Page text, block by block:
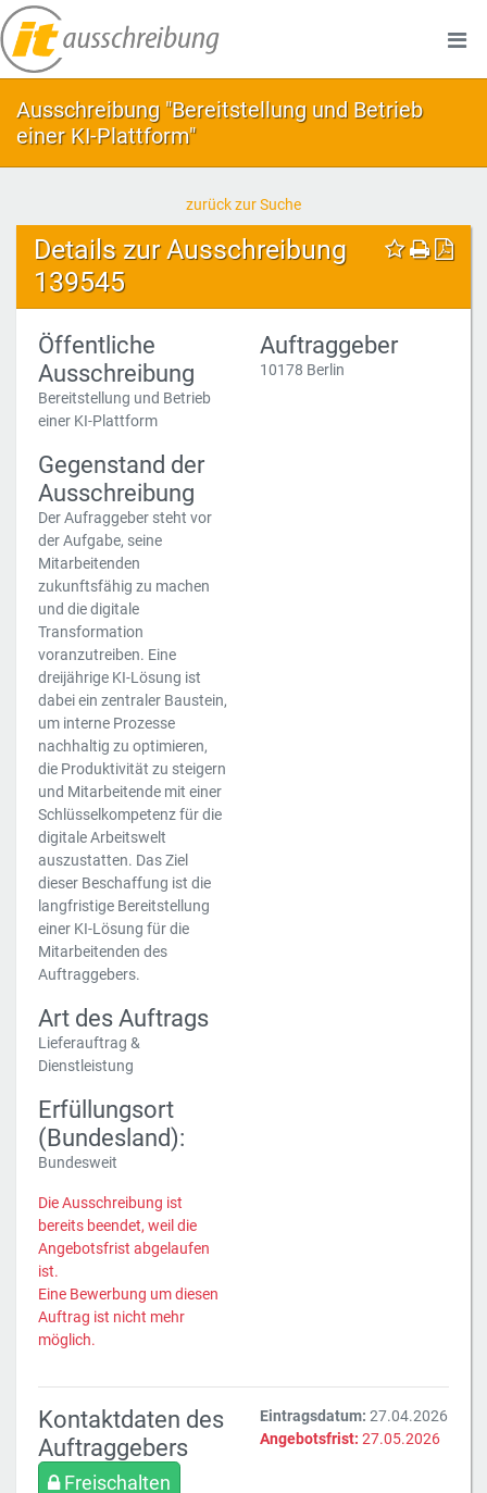
Ausschreibung "Bereitstellung und Betrieb
einer KI-Plattform"
zurück zur Suche
Details zur Ausschreibung
139545
Öffentliche
Ausschreibung
Bereitstellung und Betrieb
einer KI-Plattform
Gegenstand der
Ausschreibung
Der Aufraggeber steht vor
der Aufgabe, seine
Mitarbeitenden
zukunftsfähig zu machen
und die digitale
Transformation
voranzutreiben. Eine
dreijährige KI-Lösung ist
dabei ein zentraler Baustein,
um interne Prozesse
nachhaltig zu optimieren,
die Produktivität zu steigern
und Mitarbeitende mit einer
Schlüsselkompetenz für die
digitale Arbeitswelt
auszustatten. Das Ziel
dieser Beschaffung ist die
langfristige Bereitstellung
einer KI-Lösung für die
Mitarbeitenden des
Auftraggebers.
Art des Auftrags
Lieferauftrag &
Dienstleistung
Erfüllungsort
(Bundesland):
Bundesweit
Die Ausschreibung ist
bereits beendet, weil die
Angebotsfrist abgelaufen
ist.
Eine Bewerbung um diesen
Auftrag ist nicht mehr
möglich.
Auftraggeber
10178 Berlin
Kontaktdaten des
Auftraggebers
Freischalten
Eintragsdatum: 27.04.2026
Angebotsfrist: 27.05.2026